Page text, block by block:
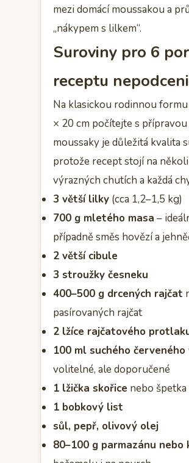
mezi domácí moussakou a
„nákypem s lilkem“.
Suroviny pro 6
receptu
Na klasickou rodinnou
× 20 cm počítejte s přípravou
moussaky je důležitá kvalita
protože recept stojí na
výrazných chutích a každá
3 větší lilky (cca 1,2–1,5 kg)
700 g mletého masa –
případně směs hovězí a
2 větší cibule
3 stroužky česneku
400–500 g drcených rajčat
pasírovaných rajčat
2 lžíce rajčatového
100 ml suchého červeného
volitelné, ale doporučené
1 lžička skořice nebo
1 bobkový list
sůl, pepř, olivový olej
80–100 g parmazánu